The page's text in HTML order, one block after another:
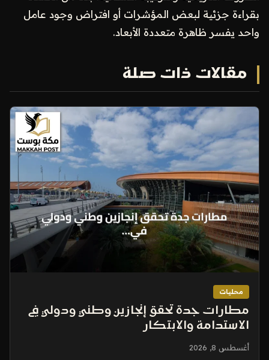
بقراءة جزئية لبعض المؤشرات أو افتراض وجود عامل
واحد يفسر ظاهرة متعددة الأبعاد.
مقالات ذات صلة
محليات
مطارات جدة تحقق إنجازين وطني ودولي في
الاستدامة والابتكار
أغسطس 8, 2026